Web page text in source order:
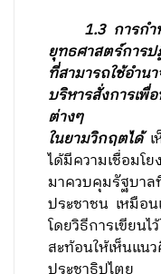
1.3 การก
ยุทธศาสตร์การ
ที่สามารถใช้อำ
บริหารสั่งการเพื่
ต่างๆ
ในยามวิกฤตได้
ได้มีความเชื่อมโ
มาควบคุมรัฐบาล
ประชาชน เหมือ
โดยวิธีการเขียน
สะท้อนให้เห็นแน